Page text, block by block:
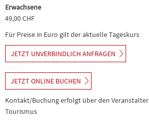
Erwachsene
49,00 CHF
Für Preise in Euro gilt der aktuelle Tageskurs
JETZT UNVERBINDLICH ANFRAGEN
JETZT ONLINE BUCHEN
Kontakt/Buchung erfolgt über den
Tourismus